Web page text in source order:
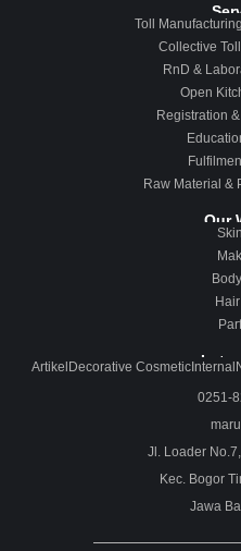
Toll
Collective
RnD &
Open
Registration
Raw Material &
Our
ArtikelDecorative CosmeticInternal
0251-
Jl. Loader
Kec. Bogor
Jawa